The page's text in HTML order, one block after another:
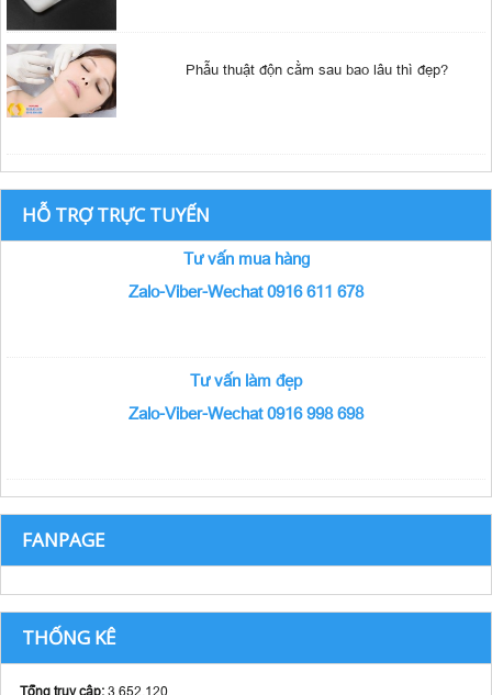
Phẫu thuật độn cằm sau bao lâu thì đẹp?
HỖ TRỢ TRỰC TUYẾN
Tư vấn mua hàng
Zalo-Viber-Wechat 0916 611 678
Tư vấn làm đẹp
Zalo-Viber-Wechat 0916 998 698
FANPAGE
THỐNG KÊ
Tổng truy cập:3,652,120